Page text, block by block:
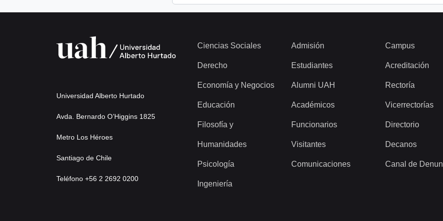
Universidad Alberto Hurtado
Avda. Bernardo O’Higgins 1825
Metro Los Héroes
Santiago de Chile
Teléfono +56 2 2692 0200
Ciencias Sociales
Derecho
Economía y Negocios
Educación
Filosofía y
Humanidades
Psicología
Ingeniería
Admisión
Estudiantes
Alumni UAH
Académicos
Funcionarios
Visitantes
Comunicaciones
Campus
Acreditación
Rectoría
Vicerrectorías
Directorio
Decanos
Canal de